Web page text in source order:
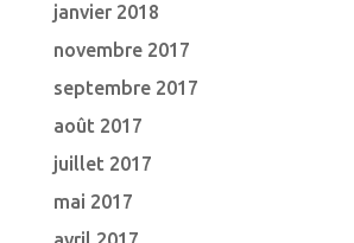
janvier 2018
novembre 2017
septembre 2017
août 2017
juillet 2017
mai 2017